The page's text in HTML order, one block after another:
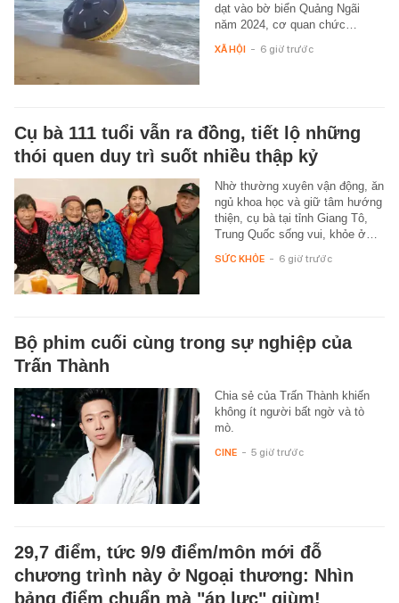
dạt vào bờ biển Quảng Ngãi
năm 2024, cơ quan chức…
XÃ HỘI - 6 giờ trước
Cụ bà 111 tuổi vẫn ra đồng, tiết lộ những
thói quen duy trì suốt nhiều thập kỷ
Nhờ thường xuyên vận động, ăn
ngủ khoa học và giữ tâm hướng
thiện, cụ bà tại tỉnh Giang Tô,
Trung Quốc sống vui, khỏe ở…
SỨC KHỎE - 6 giờ trước
Bộ phim cuối cùng trong sự nghiệp của
Trấn Thành
Chia sẻ của Trấn Thành khiến
không ít người bất ngờ và tò
mò.
CINE - 5 giờ trước
29,7 điểm, tức 9/9 điểm/môn mới đỗ
chương trình này ở Ngoại thương: Nhìn
bảng điểm chuẩn mà "áp lực" giùm!